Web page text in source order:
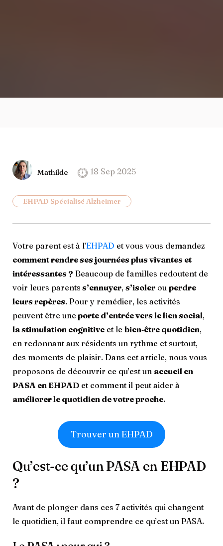
Mathilde 18 Sep 2025
EHPAD Spécialisé Alzheimer
Votre parent est à l’EHPAD et vous vous demandez
comment rendre ses journées plus vivantes et
intéressantes ? Beaucoup de familles redoutent de
voir leurs parents s’ennuyer, s’isoler ou perdre
leurs repères. Pour y remédier, les activités
peuvent être une porte d’entrée vers le lien social,
la stimulation cognitive et le bien‑être quotidien,
en redonnant aux résidents un rythme et surtout,
des moments de plaisir. Dans cet article, nous vous
proposons de découvrir ce qu’est un accueil en
PASA en EHPAD et comment il peut aider à
améliorer le quotidien de votre proche.
Trouver un EHPAD
Qu’est-ce qu’un PASA en EHPAD
?
Avant de plonger dans ces 7 activités qui changent
le quotidien, il faut comprendre ce qu’est un PASA.